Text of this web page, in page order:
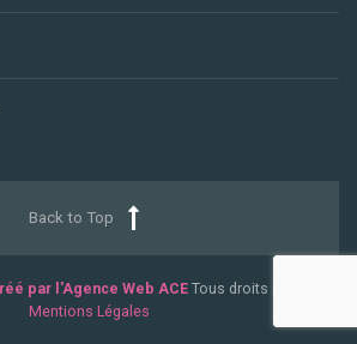
par l'Agence Web ACETous droits réservés.
Mentions Légales
Back to Top